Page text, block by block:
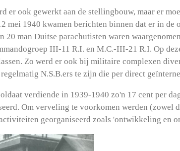
er ook gewerkt aan de stellingbouw, maar er
mei 1940 kwamen berichten binnen dat er in de
20 man Duitse parachutisten waren
III-11 R.I. en M.C.-III-21 R.I. Op
Zo werd er ook bij militaire complexen
N.S.B.ers te zijn die per direct
verdiende in 1939-1940 zo'n 17 cent per
Om verveling te voorkomen werden
georganiseerd zoals 'ontwikkeling en